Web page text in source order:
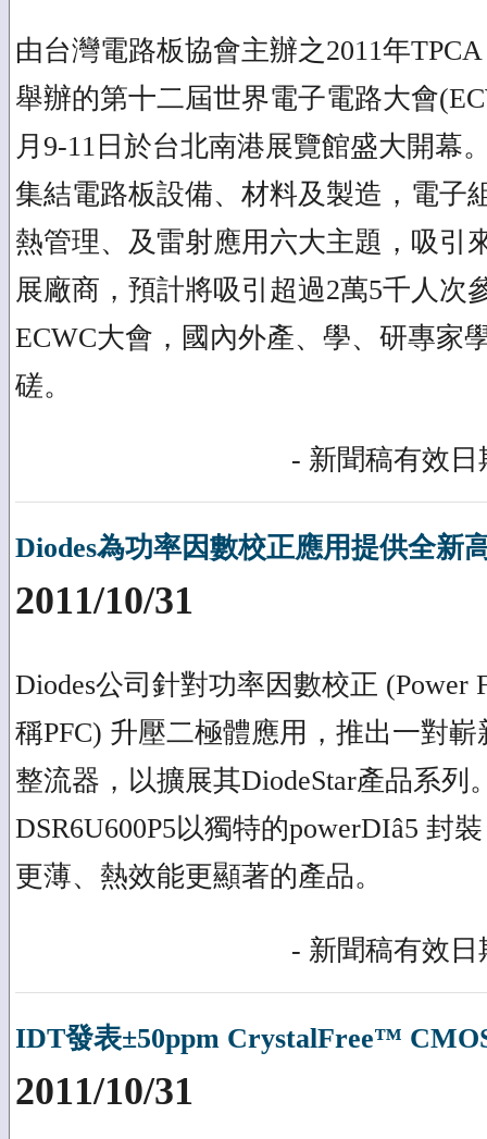
由台灣電路板協會主辦之2011年
舉辦的第十二屆世界電子電路大會
月9-11日於台北南港展覽館盛大開幕
集結電路板設備、材料及製造，電子
熱管理、及雷射應用六大主題，吸引
展廠商，預計將吸引超過2萬5千人次
ECWC大會，國內外產、學、研專家
磋。
- 新聞稿有效日
Diodes為功率因數校正應用提供全新
2011/10/31
Diodes公司針對功率因數校正 (Power
稱PFC) 升壓二極體應用，推出一對嶄
整流器，以擴展其DiodeStar產品系列
DSR6U600P5以獨特的powerDIâ5 封
更薄、熱效能更顯著的產品。
- 新聞稿有效日
IDT發表±50ppm CrystalFree™
2011/10/31